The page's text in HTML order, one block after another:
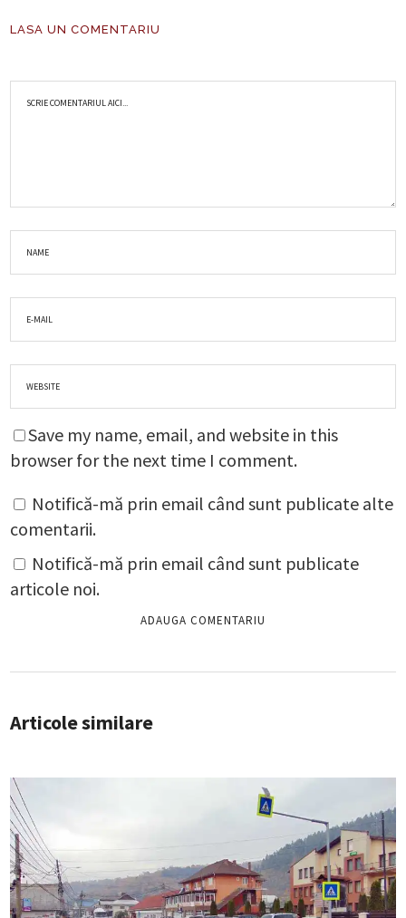
LASA UN COMENTARIU
Save my name, email, and website in this
browser for the next time I comment.
Notifică-mă prin email când sunt publicate alte
comentarii.
Notifică-mă prin email când sunt publicate
articole noi.
Articole similare